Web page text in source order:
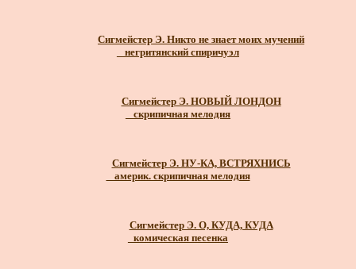
Сигмейстер Э. Никто не знает моих мучений
_ негритянский спиричуэл
Сигмейстер Э. НОВЫЙ ЛОНДОН
_ скрипичная мелодия
Сигмейстер Э. НУ-КА, ВСТРЯХНИСЬ
_ америк. скрипичная мелодия
Сигмейстер Э. О, КУДА, КУДА
_комическая песенка